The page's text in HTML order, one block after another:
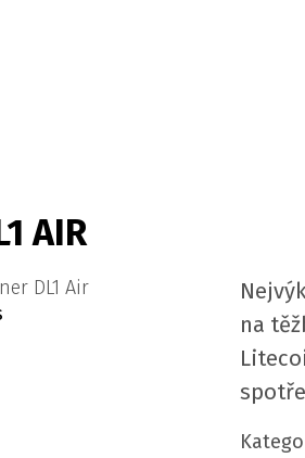
AIR
na